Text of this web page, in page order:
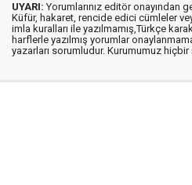
UYARI: Yorumlarınız editör onayından
Küfür, hakaret, rencide edici cümleler
imla kuralları ile yazılmamış,Türkçe
harflerle yazılmış yorumlar
yazarları sorumludur. Kurumumuz